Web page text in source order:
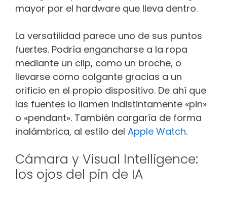
mayor por el hardware que lleva dentro.
La versatilidad parece uno de sus puntos
fuertes. Podría engancharse a la ropa
mediante un clip, como un broche, o
llevarse como colgante gracias a un
orificio en el propio dispositivo. De ahí que
las fuentes lo llamen indistintamente «pin»
o «pendant». También cargaría de forma
inalámbrica, al estilo del Apple Watch.
Cámara y Visual Intelligence:
los ojos del pin de IA